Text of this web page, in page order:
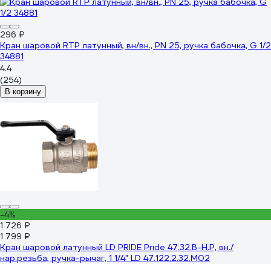
296 ₽
Кран шаровой RTP латунный, вн/вн., PN 25, ручка бабочка, G 1/2
34881
4.4
(254)
В корзину
-4%
1 726 ₽
1 799 ₽
Кран шаровой латунный LD PRIDE Pride 47.32.B-Н.Р, вн./
нар.резьба, ручка-рычаг, 1 1/4" LD 47.122.2.32.M02